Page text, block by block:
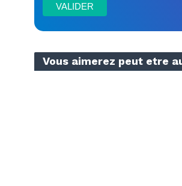
Vous aimerez peut etre